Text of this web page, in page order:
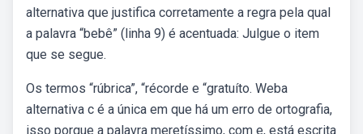
alternativa que justifica corretamente a regra pela qual
a palavra “bebê” (linha 9) é acentuada: Julgue o item
que se segue.
Os termos “rúbrica”, “récorde e “gratuíto. Weba
alternativa c é a única em que há um erro de ortografia,
isso porque a palavra meretíssimo, com e, está escrita